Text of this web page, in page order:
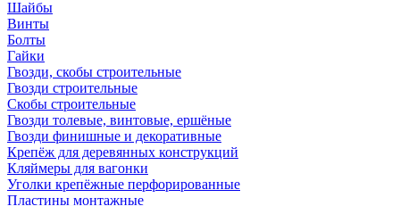
Шайбы
Винты
Болты
Гайки
Гвозди, скобы строительные
Гвозди строительные
Скобы строительные
Гвозди толевые, винтовые, ершёные
Гвозди финишные и декоративные
Крепёж для деревянных конструкций
Кляймеры для вагонки
Уголки крепёжные перфорированные
Пластины монтажные